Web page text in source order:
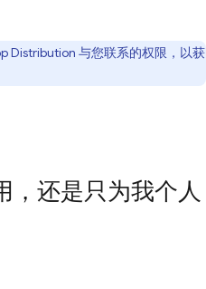
Distribution 与您联系的权限，以获
，还是只为我个人